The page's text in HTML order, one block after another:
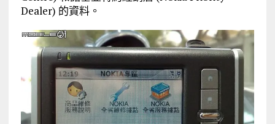
Dealer) 的資料。